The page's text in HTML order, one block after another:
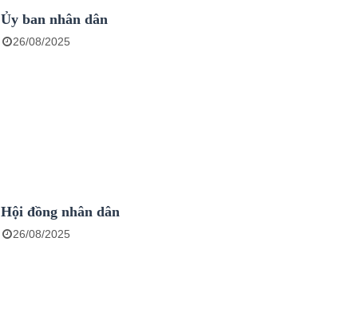
Ủy ban nhân dân
26/08/2025
Hội đồng nhân dân
26/08/2025